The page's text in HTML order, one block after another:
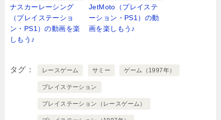
ナスカーレーシング
（プレイステーショ
ン・PS1）の動画を楽
しもう♪
JetMoto（プレイステ
ーション・PS1）の動
画を楽しもう♪
タグ レースゲーム サミー ゲーム（1997年）
プレイステーション
プレイステーション（レースゲーム）